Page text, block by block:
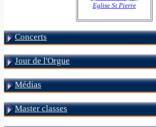
Eglise St Pierre
Concerts
Jour de l'Orgue
Médias
Master classes